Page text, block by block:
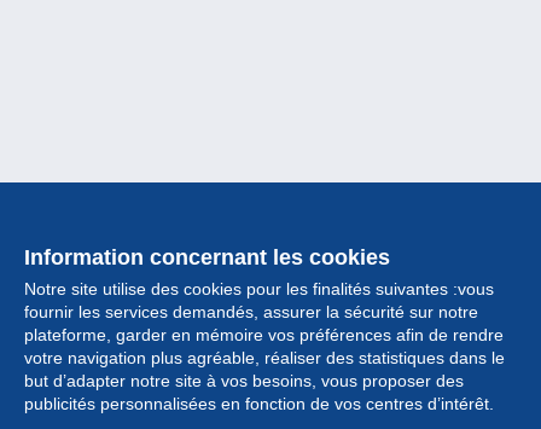
Information concernant les cookies
Notre site utilise des cookies pour les finalités suivantes :vous
fournir les services demandés, assurer la sécurité sur notre
plateforme, garder en mémoire vos préférences afin de rendre
votre navigation plus agréable, réaliser des statistiques dans le
but d’adapter notre site à vos besoins, vous proposer des
publicités personnalisées en fonction de vos centres d’intérêt.
Collection